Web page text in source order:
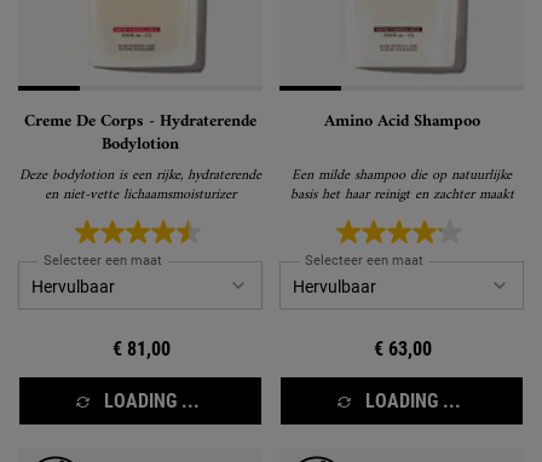
Creme De Corps - Hydraterende
Bodylotion
Deze bodylotion is een rijke, hydraterende
en niet-vette lichaamsmoisturizer
Selecteer een maat
€ 81,00
LOADING ...
Amino Acid Shampoo
Een milde shampoo die op natuurlijke
basis het haar reinigt en zachter maakt
Selecteer een maat
€ 63,00
LOADING ...